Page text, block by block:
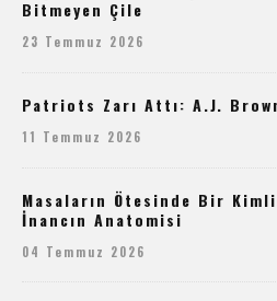
Bitmeyen Çile
23 Temmuz 2026
Patriots Zarı Attı: A.J.
11 Temmuz 2026
Masaların Ötesinde Bir
İnancın Anatomisi
04 Temmuz 2026